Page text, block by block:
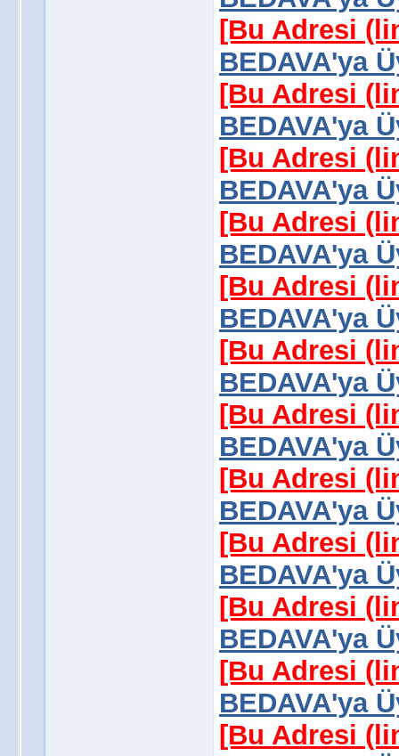
[Bu Adresi
BEDAVA'ya
[Bu Adresi
BEDAVA'ya
[Bu Adresi
BEDAVA'ya
[Bu Adresi
BEDAVA'ya
[Bu Adresi
BEDAVA'ya
[Bu Adresi
BEDAVA'ya
[Bu Adresi
BEDAVA'ya
[Bu Adresi
BEDAVA'ya
[Bu Adresi
BEDAVA'ya
[Bu Adresi
BEDAVA'ya
[Bu Adresi
BEDAVA'ya
[Bu Adresi